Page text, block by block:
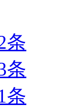
条
条
条